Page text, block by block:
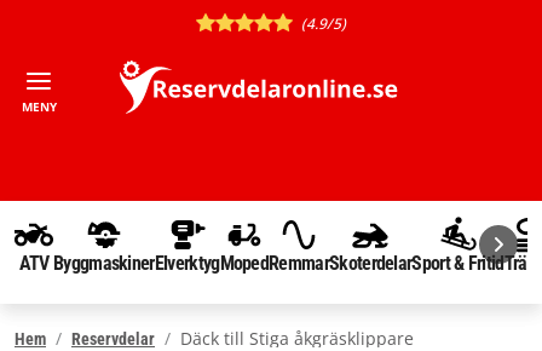
(4.9/5)
MENY
ATV ByggmaskinerElverktygMopedRemmarSkoterdelarSport & Fritid
Hem Reservdelar Däck till Stiga åkgräsklippare